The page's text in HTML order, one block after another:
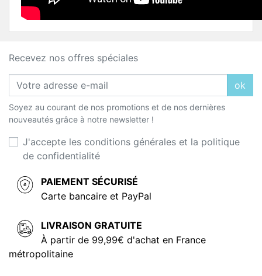
Recevez nos offres spéciales
ok
Soyez au courant de nos promotions et de nos dernières
nouveautés grâce à notre newsletter !
J'accepte les conditions générales et la politique
de confidentialité
PAIEMENT SÉCURISÉ
Carte bancaire et PayPal
LIVRAISON GRATUITE
À partir de 99,99€ d'achat en France
métropolitaine